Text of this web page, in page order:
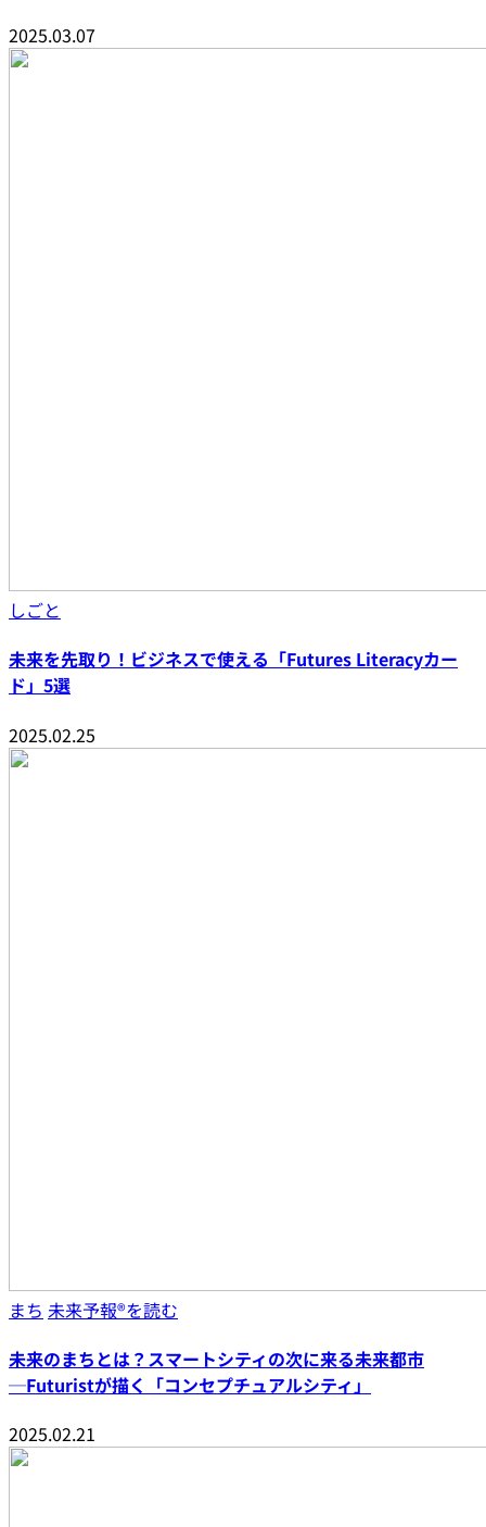
2025.03.07
しごと
未来を先取り！ビジネスで使える「Futures Literacyカー
ド」5選
2025.02.25
まち 未来予報®︎を読む
未来のまちとは？スマートシティの次に来る未来都市
─Futuristが描く「コンセプチュアルシティ」
2025.02.21